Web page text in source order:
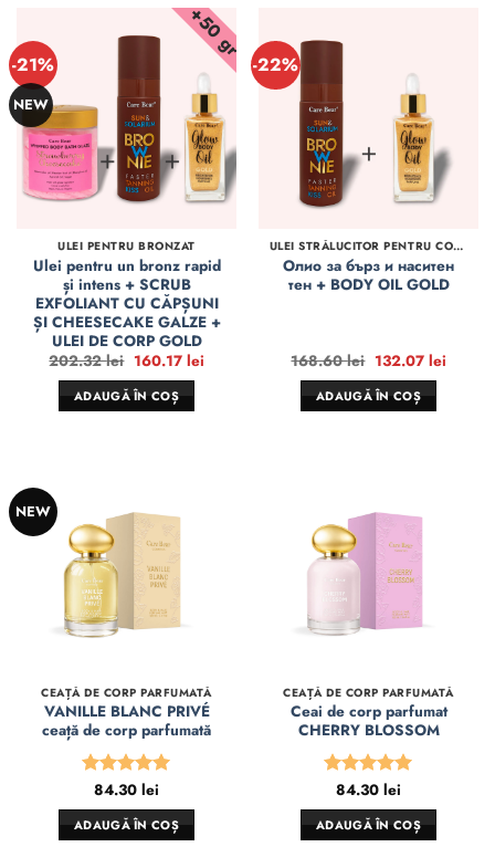
-21%
NEW
+50 gr
ULEI PENTRU BRONZAT
Ulei pentru un bronz rapid
și intens + SCRUB
EXFOLIANT CU CĂPȘUNI
ȘI CHEESECAKE GALZE +
ULEI DE CORP GOLD
202.32lei Prețul
inițial
a
fost:
202.32 lei.
160.17 leiPrețul
ADAUGĂ ÎN COȘ
-22%
ULEI STRĂLUCITOR PENTRU CORP
Олио за бърз и наситен
тен + BODY OIL GOLD
168.60lei Prețul
inițial
a
fost:
168.60 lei.
132.07 leiPrețul
ADAUGĂ ÎN COȘ
NEW
CEAȚĂ DE CORP PARFUMATĂ
VANILLE BLANC PRIVÉ
ceață de corp parfumată
Evaluat la
5din 5
84.30 lei
ADAUGĂ ÎN COȘ
CEAȚĂ DE CORP PARFUMATĂ
Ceai de corp parfumat
CHERRY BLOSSOM
Evaluat la
5din 5
84.30 lei
ADAUGĂ ÎN COȘ